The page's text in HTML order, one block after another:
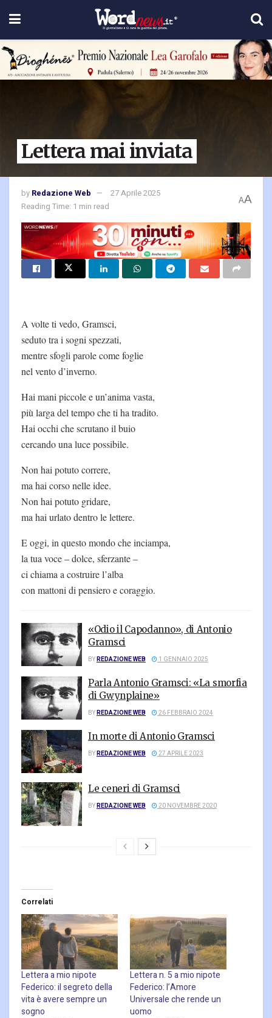
Lettera mai inviata
by Redazione Web
27 Aprile 2025
Reading Time: 1 min read
AA
A volte ti vedo, Gramsci,
seduto tra i sogni spezzati,
mentre sfogli parole come foglie
nel vento d’inverno.
Hai mani piccole e un’anima vasta,
più larga del tempo che ti ha tradito.
Hai occhi che scrutano il buio
cercando una luce possibile.
Non hai potuto correre,
ma hai corso nelle idee.
Non hai potuto gridare,
ma hai urlato dentro le lettere.
E oggi, in questo mondo che inciampa,
la tua voce – dolce, sferzante –
ci chiama a costruire l’alba
con mattoni di pensiero e coraggio.
«Odio il Capodanno», di Antonio
Gramsci
BYREDAZIONE WEB 1 GENNAIO 2025
Parla Antonio Gramsci: «La smorfia
di Gwynplaine»
BYREDAZIONE WEB 26 FEBBRAIO 2024
In morte di Antonio Gramsci
BYREDAZIONE WEB 27 APRILE 2023
Le ceneri di Gramsci
BYREDAZIONE WEB 20 NOVEMBRE 2020
Correlati
Lettera a mio nipote
Federico: il segreto della
vita è avere sempre un
sogno
Lettera n. 5 a mio nipote
Federico: l’Amore
Universale che rende un
uomo